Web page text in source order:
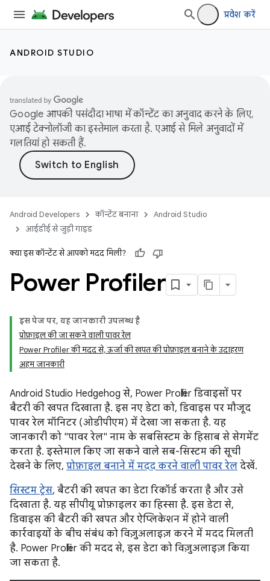
प्रवेश करें
ANDROID STUDIO
Google आपकी पसंदीदा भाषा में कॉन्टेंट का अनुवाद करने के लिए,
एआई टेक्नोलॉजी का इस्तेमाल करता है. एआई से मिले अनुवादों में
गलतियां हो सकती हैं.
Android Developers कॉन्टेंट बनाना
Android Studio
आईडीई से जुड़ी गाइड
क्या इस कॉन्टेंट से आपको मदद मिली?
Power Profiler
इस पेज पर, यह जानकारी उपलब्ध है
प्रोफ़ाइल की जा सकने वाली पावर रेल
Power Profiler की मदद से, ऊर्जा की खपत की प्रोफ़ाइल बनाने के उदाहरण
अहम जानकारी
Android Studio Hedgehog से, Power Profiler डिवाइसों पर
बैटरी की खपत दिखाता है. इस नए डेटा को, डिवाइस पर मौजूद
पावर रेल मॉनिटर (ओडीपीएम) में देखा जा सकता है. यह
जानकारी को "पावर रेल" नाम के सबसिस्टम के हिसाब से सेगमेंट
करता है. इस्तेमाल किए जा सकने वाले सब-सिस्टम की सूची
देखने के लिए, प्रोफ़ाइल बनाने में मदद करने वाली पावर रेल देखें.
सिस्टम ट्रेस, बैटरी की खपत का डेटा रिकॉर्ड करता है और उसे
दिखाता है. यह सीपीयू प्रोफ़ाइलर का हिस्सा है. इस डेटा से,
डिवाइस की बैटरी की खपत और ऐप्लिकेशन में होने वाली
कार्रवाइयों के बीच संबंध को विज़ुअलाइज़ करने में मदद मिलती
है. Power Profiler की मदद से, इस डेटा को विज़ुअलाइज़ किया
जा सकता है.